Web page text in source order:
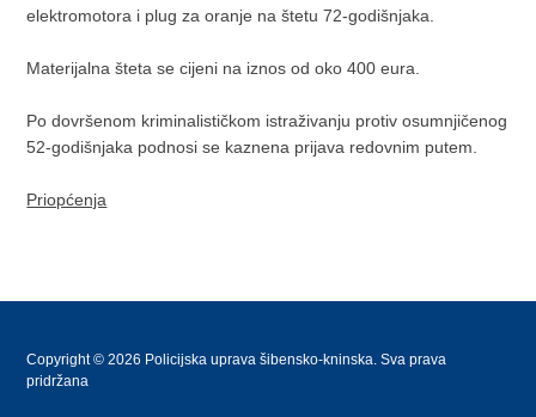
elektromotora i plug za oranje na štetu 72-godišnjaka.
Materijalna šteta se cijeni na iznos od oko 400 eura.
Po dovršenom kriminalističkom istraživanju protiv osumnjičenog
52-godišnjaka podnosi se kaznena prijava redovnim putem.
Priopćenja
Copyright © 2026 Policijska uprava šibensko-kninska. Sva prava
pridržana